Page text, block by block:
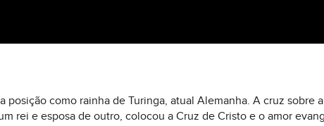
como rainha de Turinga, atual Alemanha. A cruz sobre
rei e esposa de outro, colocou a Cruz de Cristo e o amor